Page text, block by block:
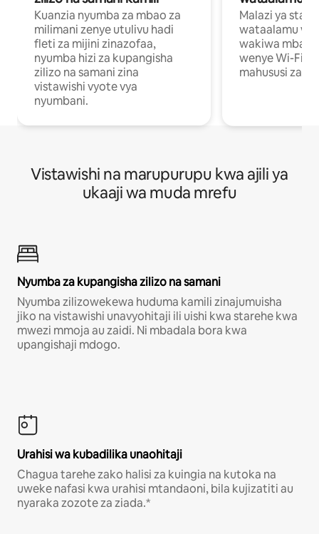
Kuanzia nyumba za mbao za
milimani zenye utulivu hadi
fleti za mijini zinazofaa,
nyumba hizi za kupangisha
zilizo na samani zina
vistawishi vyote vya
nyumbani.
Malazi ya
wataalamu
wakiwa mbali
wenye Wi-Fi
mahususi za
Vistawishi na marupurupu kwa ajili ya
ukaaji wa muda mrefu
Nyumba za kupangisha zilizo na samani
Nyumba zilizowekewa huduma kamili zinajumuisha
jiko na vistawishi unavyohitaji ili uishi kwa starehe kwa
mwezi mmoja au zaidi. Ni mbadala bora kwa
upangishaji mdogo.
Urahisi wa kubadilika unaohitaji
Chagua tarehe zako halisi za kuingia na kutoka na
uweke nafasi kwa urahisi mtandaoni, bila kujizatiti au
nyaraka zozote za ziada.*